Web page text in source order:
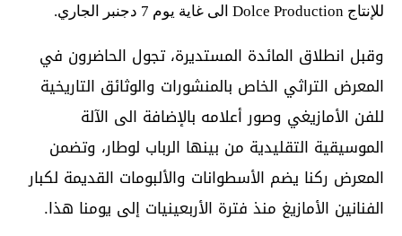
للإنتاج Dolce Production الى غاية يوم 7 دجنبر الجاري.
وقبل انطلاق المائدة المستديرة، تجول الحاضرون في
المعرض التراثي الخاص بالمنشورات والوثائق التاريخية
للفن الأمازيغي وصور أعلامه بالإضافة الى الآلة
الموسيقية التقليدية من بينها الرباب لوطار، وتضمن
المعرض ركنا يضم الأسطوانات والألبومات القديمة لكبار
الفنانين الأمازيغ منذ فترة الأربعينيات إلى يومنا هذا.